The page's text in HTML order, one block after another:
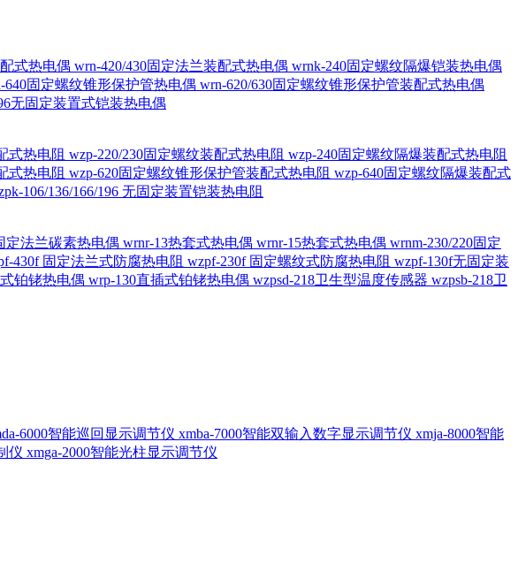
式热电偶 wrn-420/430固定法兰装配式热电偶 wrnk-240固定螺纹隔爆铠装热电偶
640固定螺纹锥形保护管热电偶 wrn-620/630固定螺纹锥形保护管装配式热电偶
无固定装置式铠装热电偶
式热电阻 wzp-220/230固定螺纹装配式热电阻 wzp-240固定螺纹隔爆装配式热电阻
式热电阻 wzp-620固定螺纹锥形保护管装配式热电阻 wzp-640固定螺纹隔爆装配式
106/136/166/196 无固定装置铠装热电阻
定法兰碳素热电偶 wrnr-13热套式热电偶 wrnr-15热套式热电偶 wrnm-230/220固定
430f 固定法兰式防腐热电阻 wzpf-230f 固定螺纹式防腐热电阻 wzpf-130f无固定装
铂铑热电偶 wrp-130直插式铂铑热电偶 wzpsd-218卫生型温度传感器 wzpsb-218卫
6000智能巡回显示调节仪 xmba-7000智能双输入数字显示调节仪 xmja-8000智能
仪 xmga-2000智能光柱显示调节仪